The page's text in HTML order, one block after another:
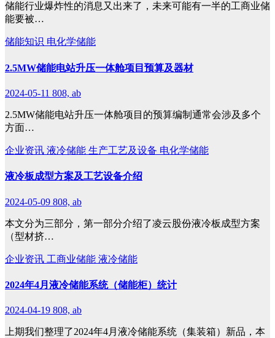
储能行业爆炸性的消息又出来了，未来可能有一半的工商业储
能要被…
储能知识 电化学储能
2.5MW储能电站升压一体舱项目预算及器材
2024-05-11 808, ab
2.5MW储能电站升压一体舱项目的预算编制通常会涉及多个
方面…
企业资讯 液冷储能 生产工艺及设备 电化学储能
液冷板成型方案及工艺设备介绍
2024-05-09 808, ab
本文分为三部分，第一部分介绍了凌云股份液冷板成型方案
（型材挤…
企业资讯 工商业储能 液冷储能
2024年4月液冷储能系统（储能柜）统计
2024-04-19 808, ab
上期我们整理了2024年4月液冷储能系统（集装箱）新品，本